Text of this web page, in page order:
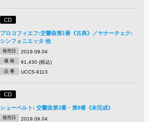
CD
プロコフィエフ:交響曲第1番《古典》／ヤナーチェク:
シンフォニエッタ 他
発売日 2019.09.04
価 格 ¥1,430 (税込)
品 番 UCCS-9113
CD
シューベルト: 交響曲第3番・第8番《未完成》
発売日 2019.09.04